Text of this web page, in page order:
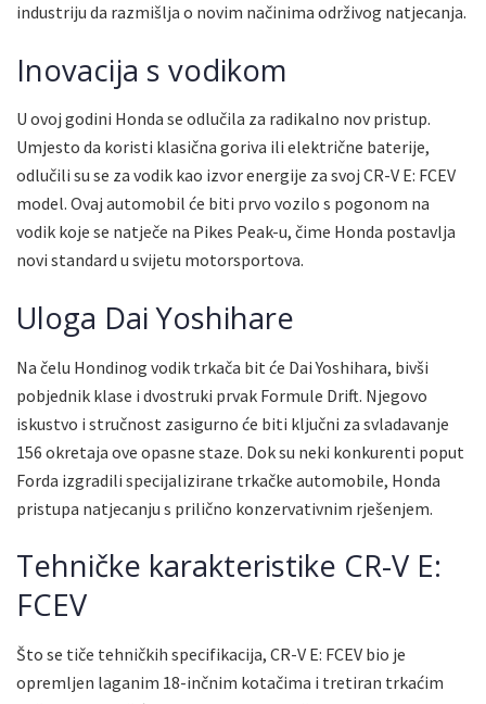
industriju da razmišlja o novim načinima održivog natjecanja.
Inovacija s vodikom
U ovoj godini Honda se odlučila za radikalno nov pristup.
Umjesto da koristi klasična goriva ili električne baterije,
odlučili su se za vodik kao izvor energije za svoj CR-V E: FCEV
model. Ovaj automobil će biti prvo vozilo s pogonom na
vodik koje se natječe na Pikes Peak-u, čime Honda postavlja
novi standard u svijetu motorsportova.
Uloga Dai Yoshihare
Na čelu Hondinog vodik trkača bit će Dai Yoshihara, bivši
pobjednik klase i dvostruki prvak Formule Drift. Njegovo
iskustvo i stručnost zasigurno će biti ključni za svladavanje
156 okretaja ove opasne staze. Dok su neki konkurenti poput
Forda izgradili specijalizirane trkačke automobile, Honda
pristupa natjecanju s prilično konzervativnim rješenjem.
Tehničke karakteristike CR-V E:
FCEV
Što se tiče tehničkih specifikacija, CR-V E: FCEV bio je
opremljen laganim 18-inčnim kotačima i tretiran trkaćim